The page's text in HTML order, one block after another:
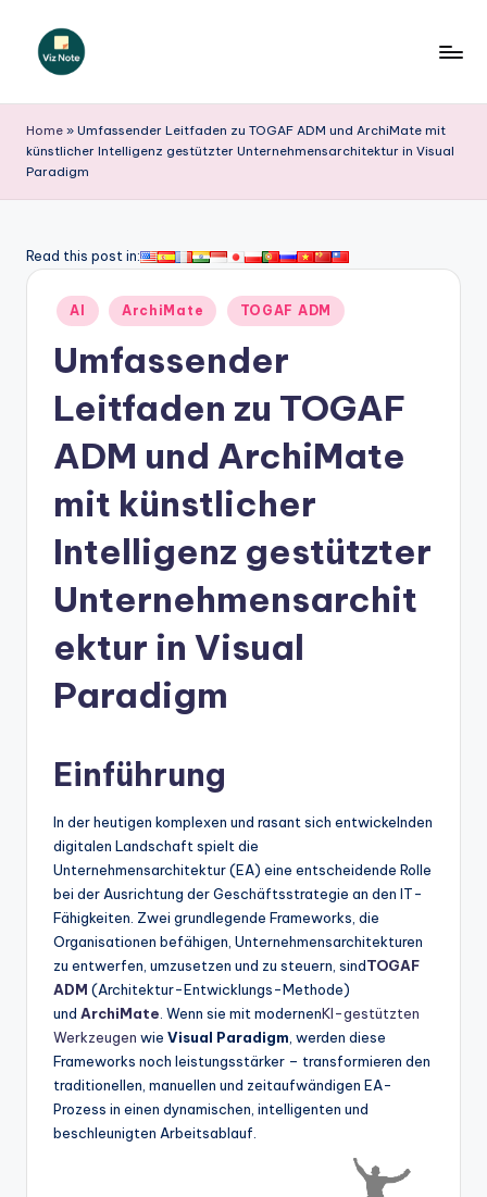
iz
N
o
e
G
m
A
si
&
S
o
ft
w
In
Home » Umfassender Leitfaden zu TOGAF ADM und ArchiMate mit
künstlicher Intelligenz gestützter Unternehmensarchitektur in Visual
Paradigm
Read this post in:
Posted
in
AI ArchiMate TOGAF ADM
Umfassender
Leitfaden zu TOGAF
ADM und ArchiMate
mit künstlicher
Intelligenz gestützter
Unternehmensarchit
ektur in Visual
Paradigm
Einführung
In der heutigen komplexen und rasant sich entwickelnden
digitalen Landschaft spielt die
Unternehmensarchitektur (EA) eine entscheidende Rolle
bei der Ausrichtung der Geschäftsstrategie an den IT-
Fähigkeiten. Zwei grundlegende Frameworks, die
Organisationen befähigen, Unternehmensarchitekturen
zu entwerfen, umzusetzen und zu steuern, sindTOGAF
ADM (Architektur-Entwicklungs-Methode)
und ArchiMate . Wenn sie mit modernenKI-gestützten
Werkzeugen wie Visual Paradigm , werden diese
Frameworks noch leistungsstärker – transformieren den
traditionellen, manuellen und zeitaufwändigen EA-
Prozess in einen dynamischen, intelligenten und
beschleunigten Arbeitsablauf.